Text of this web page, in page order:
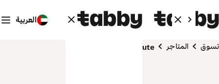
العربية
تسوق المتاجر Colors Art Institute